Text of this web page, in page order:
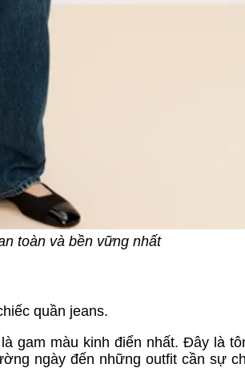
toàn và bền vững nhất
quần jeans.
gam màu kinh điển nhất. Đây là
ngày đến những outfit cần sự